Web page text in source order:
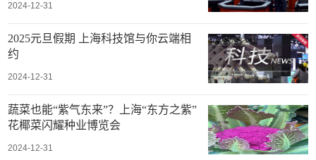
2024-12-31
2025元旦假期 上海科技馆与你云端相
约
2024-12-31
蔬菜也能“紫气东来”？上海“东方之紫”
花椰菜闪耀种业博览会
2024-12-31